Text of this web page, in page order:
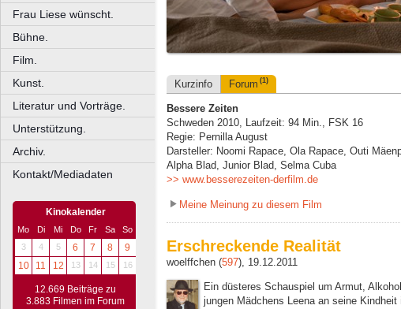
Frau Liese wünscht.
Bühne.
Film.
Kunst.
Literatur und Vorträge.
Unterstützung.
Archiv.
Kontakt/Mediadaten
Kinokalender
Mo Di Mi Do Fr Sa
So
3
4 5 6 7 8
9
10
11 12 13 14 15 16
12.669 Beiträge zu
3.883 Filmen im Forum
Kurzinfo Forum (1)
Bessere Zeiten
Schweden 2010, Laufzeit: 94 Min., FSK 16
Regie: Pernilla August
Darsteller: Noomi Rapace, Ola Rapace, Outi
Alpha Blad, Junior Blad, Selma Cuba
>> www.besserezeiten-derfilm.de
Meine Meinung zu diesem Film
Erschreckende Realität
woelffchen (597), 19.12.2011
Ein düsteres Schauspiel um Armut,
jungen Mädchens Leena an seine